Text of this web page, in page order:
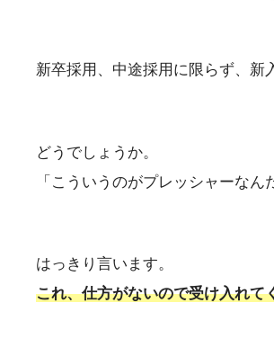
新卒採用、中途採用に限らず、新
どうでしょうか。
「こういうのがプレッシャーな
はっきり言います。
これ、仕方がないので受け入れて